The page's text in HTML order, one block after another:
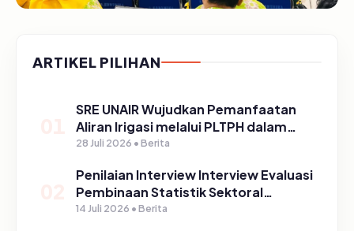
ARTIKEL PILIHAN
SRE UNAIR Wujudkan Pemanfaatan
Aliran Irigasi melalui PLTPH dalam
Program TIRTA PELITA di Desa
28 Juli 2026 • Berita
Penilaian Interview Interview Evaluasi
Pembinaan Statistik Sektoral
Kabupaten Pasuruan
14 Juli 2026 • Berita